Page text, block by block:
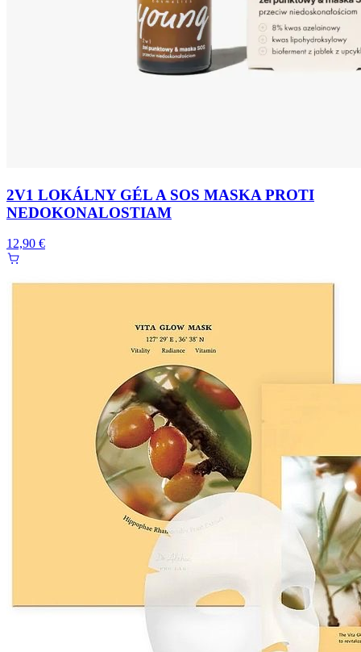
2V1 LOKÁLNY GÉL A SOS MASKA PROTI
NEDOKONALOSTIAM
12,90 €